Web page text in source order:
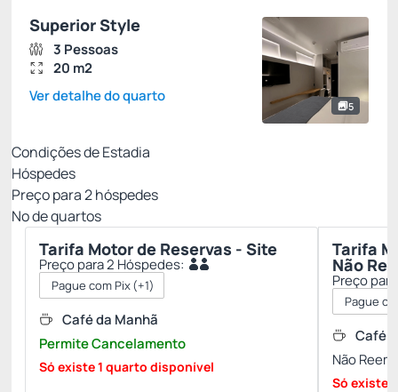
5
Superior Style
3 Pessoas
20 m2
Ver detalhe do quarto
Condições de Estadia
Hóspedes
Preço para2hóspedes
Nº de quartos
Tarifa Motor de Reservas - Site
Preço para 2 Hóspedes:
Pague com Pix(+1)
Café da Manhã
Permite Cancelamento
Só existe 1 quarto disponível
Tarifa
Não
Preço
Pague
Café
Não
Só existe